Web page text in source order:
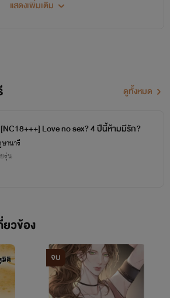
เกมส์เซ็กซ์ออนไลน์ที่สนุกที่สุดในโลก
ารอะไรจากเกมส์นี้มากที่สุดล่ะ ต้องการ
ๆ เข้ามาตามหาคนที่แอบชอบ เข้ามาจีบ
เพราะว๊อน และก็ต้องการการปลดปล่อย
ข้ามาที่นี่เพื่อนสนุก สนุก แล้วก็สนุก แล้ว
ทำไมกรุ๊ปนี้ถึงมีแต่ผู้หญิงล่ะ!!!!!!!!!!!”
ปในกรุ๊ปที่ตนเองเลือก เธอรู้สึกงุนงงใน
คือกรุ๊ปแรกที่เธอเลือกและไว้ใจว่าจะ
ดๆตามประสา มีความมโนสูง ถ้ารักก็กดอ่านกันเยอะๆนะ มว๊วฟๆ
องมากกกกกกกกก ใครชอบแนวไหนอ่านต่อได้เลย))))
นิยายจีนโบราณ
รัก เชลยล่มบัลลัง………………NC25++++ [จบแล้ว]
รัก เชลยล่มบัลลัง 2…………….NC25++++[จบแล้ว]
แสดงเพิ่มเติม
ดูทั้งหมด
[NC18+++] Love no sex? 4 ปีนี้ห้ามมีรัก?
านารี
รุ่น
ยวข้อง
จบ